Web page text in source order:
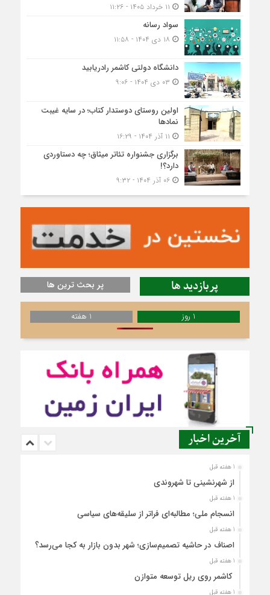
سواد رسانه
دانشگاه دولتی کاشمر‌ رادریابید
اولین روستای دوستدار کتاب؛ در سایه غیبت
نمادها
برگزاری جشنواره تئاتر میثاق؛ چه دستاوردی
دارد؟!
۰۶ آذر ۱۴۰۴ - ۹:۳۲
پربازدید ها پر بحث ترین ها
1 روز 1 هفته
آخرین اخبار
1 هفته قبل
از شهرنشینی تا شهروندی
1 هفته قبل
انسجام ملی؛ مطالبه‌ای فراتر از سلیقه‌های سیاسی
1 هفته قبل
اصناف در حاشیه تصمیم‌سازی؛ شهر بدون بازار به کجا می‌رسد؟
1 هفته قبل
کاشمر روی ریل توسعه متوازن
1 هفته قبل